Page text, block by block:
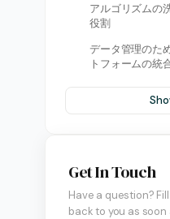
アルゴリズムの
役割
データ管理のた
トフォームの統
Get In Touch
Have a question?
back to you as soon